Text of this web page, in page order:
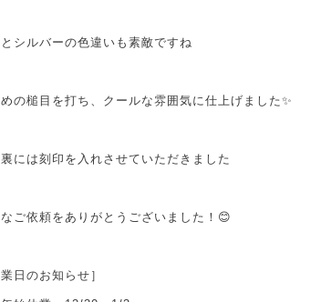
シルバーの色違いも素敵ですね
の槌目を打ち、クールな雰囲気に仕上げました✨
には刻印を入れさせていただきました
ご依頼をありがとうございました！😊
業日のお知らせ］